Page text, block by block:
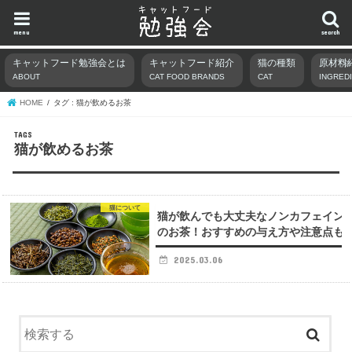
search
menu
キャットフード勉強会とは
ABOUT
キャットフード紹介
CAT FOOD BRANDS
猫の種類
CAT
原材料
HOME タグ : 猫が飲めるお茶
猫が飲めるお茶
猫について
猫が飲んでも大丈夫なノンカフェイン
のお茶！おすすめの与え方や注意点も
2025.03.06